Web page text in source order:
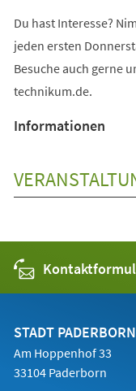
Du hast Interesse?
jeden ersten
Besuche auch gerne
technikum.de.
Informationen
STADT PADERBORN
Am Hoppenhof 33
33104 Paderborn